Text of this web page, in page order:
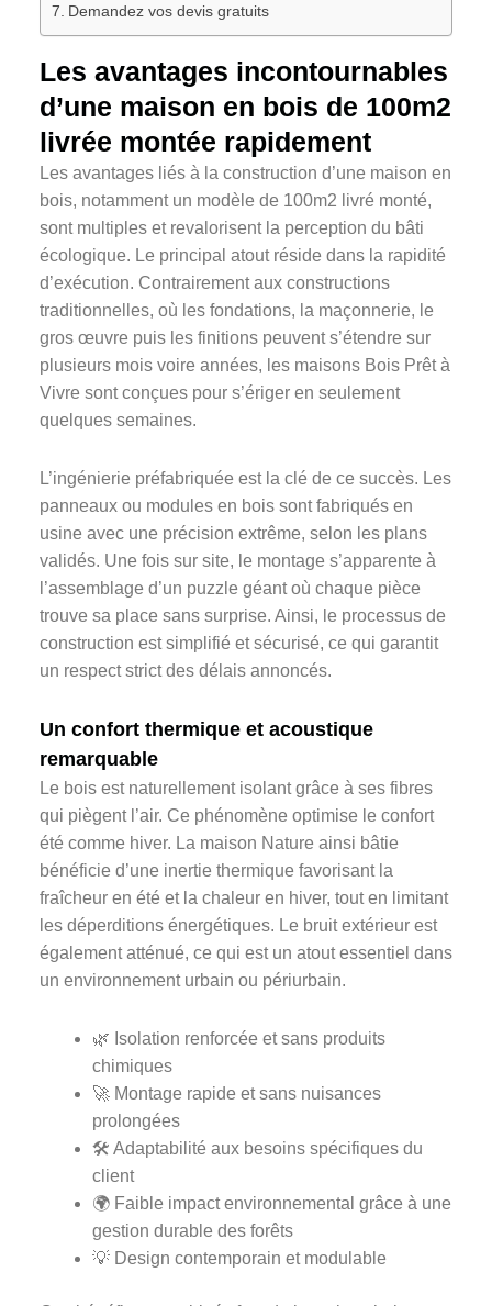
Demandez vos devis gratuits
Les avantages incontournables
d’une maison en bois de 100m2
livrée montée rapidement
Les avantages liés à la construction d’une maison en
bois, notamment un modèle de 100m2 livré monté,
sont multiples et revalorisent la perception du bâti
écologique. Le principal atout réside dans la rapidité
d’exécution. Contrairement aux constructions
traditionnelles, où les fondations, la maçonnerie, le
gros œuvre puis les finitions peuvent s’étendre sur
plusieurs mois voire années, les maisons Bois Prêt à
Vivre sont conçues pour s’ériger en seulement
quelques semaines.
L’ingénierie préfabriquée est la clé de ce succès. Les
panneaux ou modules en bois sont fabriqués en
usine avec une précision extrême, selon les plans
validés. Une fois sur site, le montage s’apparente à
l’assemblage d’un puzzle géant où chaque pièce
trouve sa place sans surprise. Ainsi, le processus de
construction est simplifié et sécurisé, ce qui garantit
un respect strict des délais annoncés.
Un confort thermique et acoustique
remarquable
Le bois est naturellement isolant grâce à ses fibres
qui piègent l’air. Ce phénomène optimise le confort
été comme hiver. La maison Nature ainsi bâtie
bénéficie d’une inertie thermique favorisant la
fraîcheur en été et la chaleur en hiver, tout en limitant
les déperditions énergétiques. Le bruit extérieur est
également atténué, ce qui est un atout essentiel dans
un environnement urbain ou périurbain.
🌿 Isolation renforcée et sans produits
chimiques
🚀 Montage rapide et sans nuisances
prolongées
🛠️ Adaptabilité aux besoins spécifiques du
client
🌍 Faible impact environnemental grâce à une
gestion durable des forêts
💡 Design contemporain et modulable